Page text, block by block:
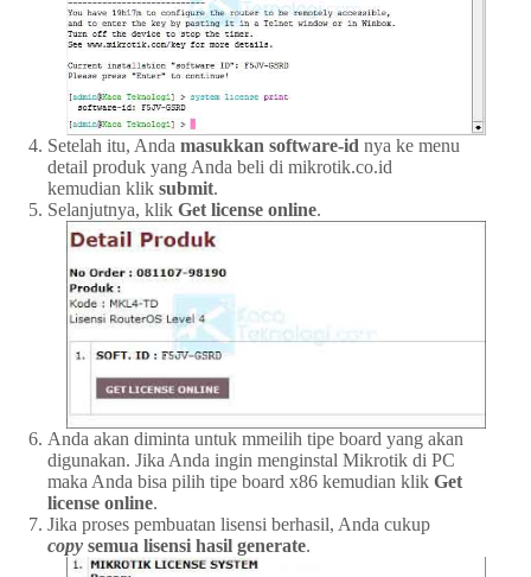
Setelah itu, Anda masukkan software-id nya ke menu
detail produk yang Anda beli di mikrotik.co.id
kemudian klik submit.
Selanjutnya, klik Get license online.
Anda akan diminta untuk mmeilih tipe board yang akan
digunakan. Jika Anda ingin menginstal Mikrotik di PC
maka Anda bisa pilih tipe board x86 kemudian klik Get
license online.
Jika proses pembuatan lisensi berhasil, Anda cukup
copy semua lisensi hasil generate.